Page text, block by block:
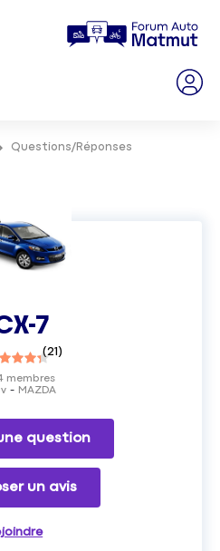
Questions/Réponses
7
(21)
MAZDA
membres
question
un avis